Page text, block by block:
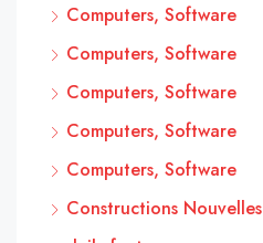
Computers, Software
Computers, Software
Computers, Software
Computers, Software
Computers, Software
Constructions Nouvelles